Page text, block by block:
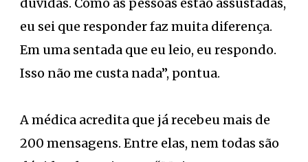
eu sei que responder faz muita diferença.
Em uma sentada que eu leio, eu respondo.
Isso não me custa nada”, pontua.
A médica acredita que já recebeu mais de
200 mensagens. Entre elas, nem todas são